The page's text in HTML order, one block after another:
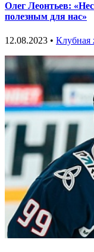
Олег Леонтьев:
полезным для нас»
12.08.2023 • Клубная